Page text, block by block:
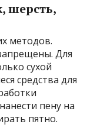
шерсть,
методов.
Для
сухой
средства для
пену на
пятно.